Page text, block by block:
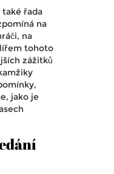
řada
na
na
tohoto
zážitků
jako je